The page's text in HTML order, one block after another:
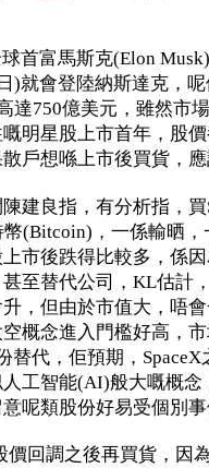
球首富馬斯克(Elon
)就會登陸納斯達克，
達750億美元，雖然市
明星股上市首年，股
戶想喺上市後買貨，應
建良指，有分析指，買
(Bitcoin)，一係輸晒，
市後跌得比較多，係
至替代公司，KL估計
，但由於市值大，唔
概念進入門檻好高，
替代，佢預期，SpaceX
工智能(AI)般大嘅概念
呢類股份好易受個別事
價回調之後再買貨，因